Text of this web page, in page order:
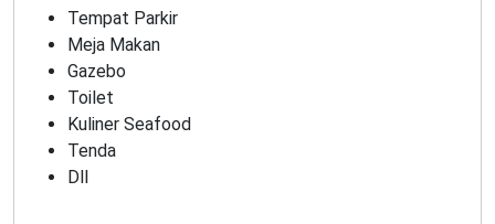
Tempat Parkir
Meja Makan
Gazebo
Toilet
Kuliner Seafood
Tenda
Dll